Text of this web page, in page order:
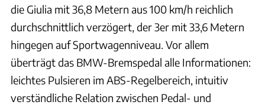
die Giulia mit 36,8 Metern aus 100 km/h reichlich
durchschnittlich verzögert, der 3er mit 33,6 Metern
hingegen auf Sportwagenniveau. Vor allem
überträgt das BMW-Bremspedal alle Informationen:
leichtes Pulsieren im ABS-Regelbereich, intuitiv
verständliche Relation zwischen Pedal- und